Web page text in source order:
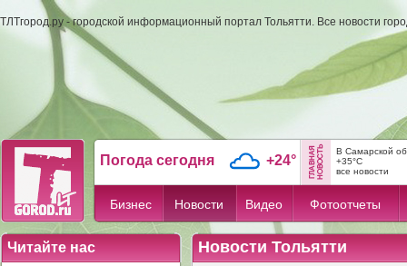
ТЛТгород.ру - городской информационный портал Тольятти. Все новости
Погода сегодня +24°
В Самарской
+35°C
все новости
Бизнес Новости Видео Фотоотчеты
Читайте нас Новости Тольятти